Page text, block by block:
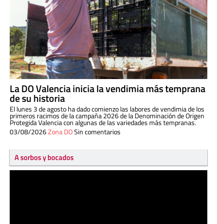
La DO Valencia inicia la vendimia más temprana
de su historia
El lunes 3 de agosto ha dado comienzo las labores de vendimia de los
primeros racimos de la campaña 2026 de la Denominación de Origen
Protegida Valencia con algunas de las variedades más tempranas.
03/08/2026Zona DOSin comentarios
A sorbos y bocados